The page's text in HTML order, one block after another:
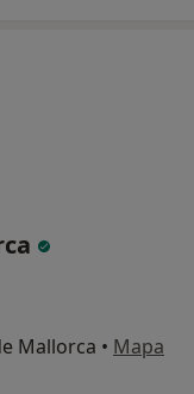
Mallorca • Mapa